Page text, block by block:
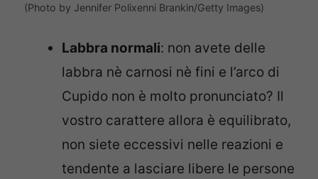
(Photo by Jennifer Polixenni Brankin/Getty Images)
Labbra normali: non avete delle
labbra nè carnosi nè fini e l’arco di
Cupido non è molto pronunciato? Il
vostro carattere allora è equilibrato,
non siete eccessivi nelle reazioni e
tendente a lasciare libere le persone